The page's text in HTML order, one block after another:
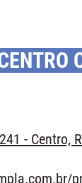
- Centro,